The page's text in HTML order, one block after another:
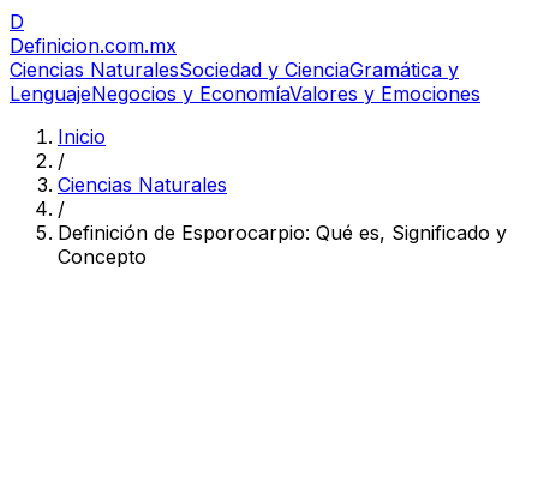
D
Definicion.com.mx
Ciencias NaturalesSociedad y CienciaGramática y
LenguajeNegocios y EconomíaValores y Emociones
Inicio
/
Ciencias Naturales
/
Definición de Esporocarpio: Qué es, Significado y
Concepto